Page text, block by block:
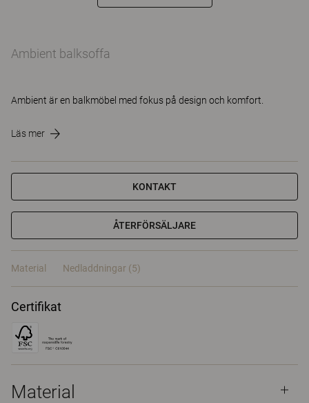
Ambient balksoffa
Ambient är en balkmöbel med fokus på design och komfort.
Läs mer
KONTAKT
ÅTERFÖRSÄLJARE
Material Nedladdningar (5)
Certifikat
Material